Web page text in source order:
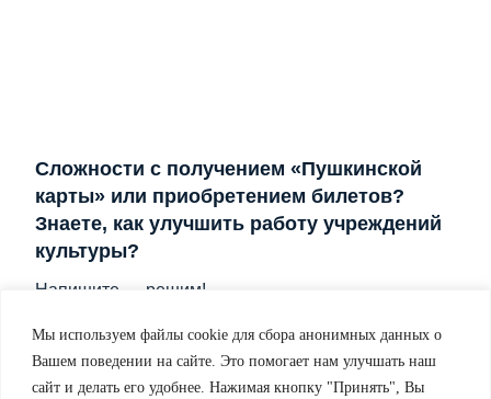
Мы используем файлы cookie для сбора анонимных данных о
Вашем поведении на сайте. Это помогает нам улучшать наш
сайт и делать его удобнее. Нажимая кнопку "Принять", Вы
Сложности с получением «Пушкинской
карты» или приобретением билетов?
Знаете, как улучшить работу учреждений
культуры?
Напишите — решим!